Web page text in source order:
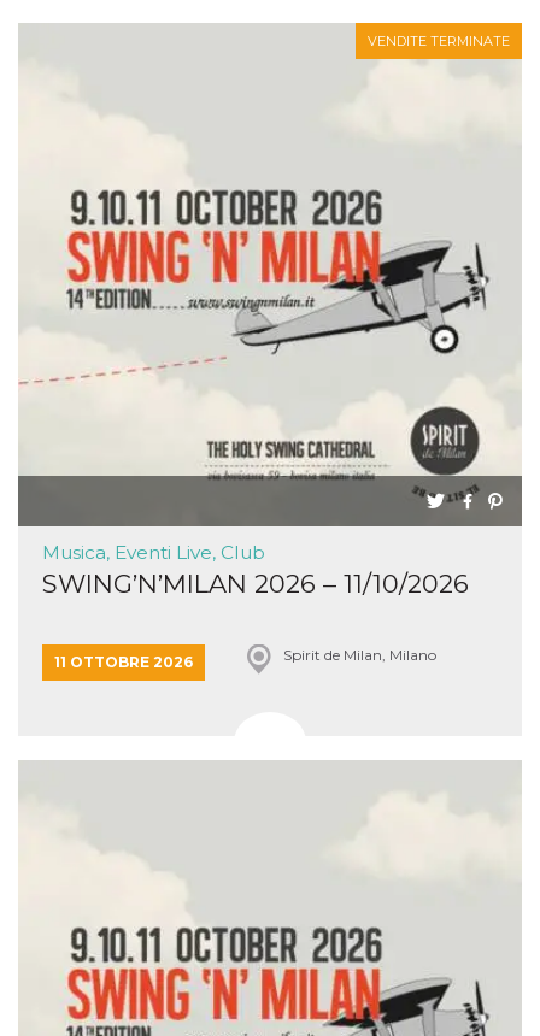
VENDITE TERMINATE
Musica, Eventi Live, Club
SWING’N’MILAN 2026 – 11/10/2026
11 OTTOBRE 2026 Spirit de Milan, Milano